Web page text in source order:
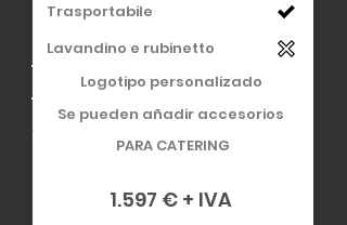
Trasportabile
Lavandino e rubinetto
Logotipo personalizado
Se pueden añadir accesorios
PARA CATERING
1.597 € + IVA